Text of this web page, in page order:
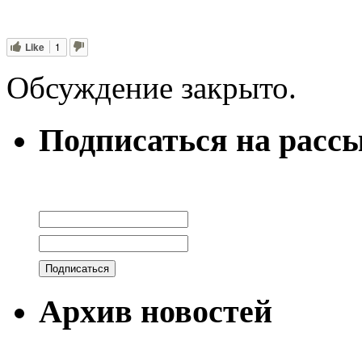
Like 1
Обсуждение закрыто.
Подписаться на
Архив новостей